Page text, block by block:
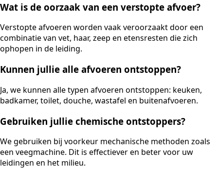
Wat is de oorzaak van een verstopte afvoer?
Verstopte afvoeren worden vaak veroorzaakt door een
combinatie van vet, haar, zeep en etensresten die zich
ophopen in de leiding.
Kunnen jullie alle afvoeren ontstoppen?
Ja, we kunnen alle typen afvoeren ontstoppen: keuken,
badkamer, toilet, douche, wastafel en buitenafvoeren.
Gebruiken jullie chemische ontstoppers?
We gebruiken bij voorkeur mechanische methoden zoals
een veegmachine. Dit is effectiever en beter voor uw
leidingen en het milieu.